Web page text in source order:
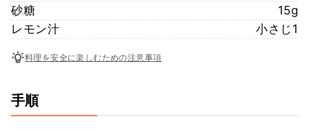
砂糖
15g
レモン汁
小さじ1
料理を安全に楽しむための注意事項
手順